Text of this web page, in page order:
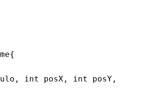
int posX, int posY,